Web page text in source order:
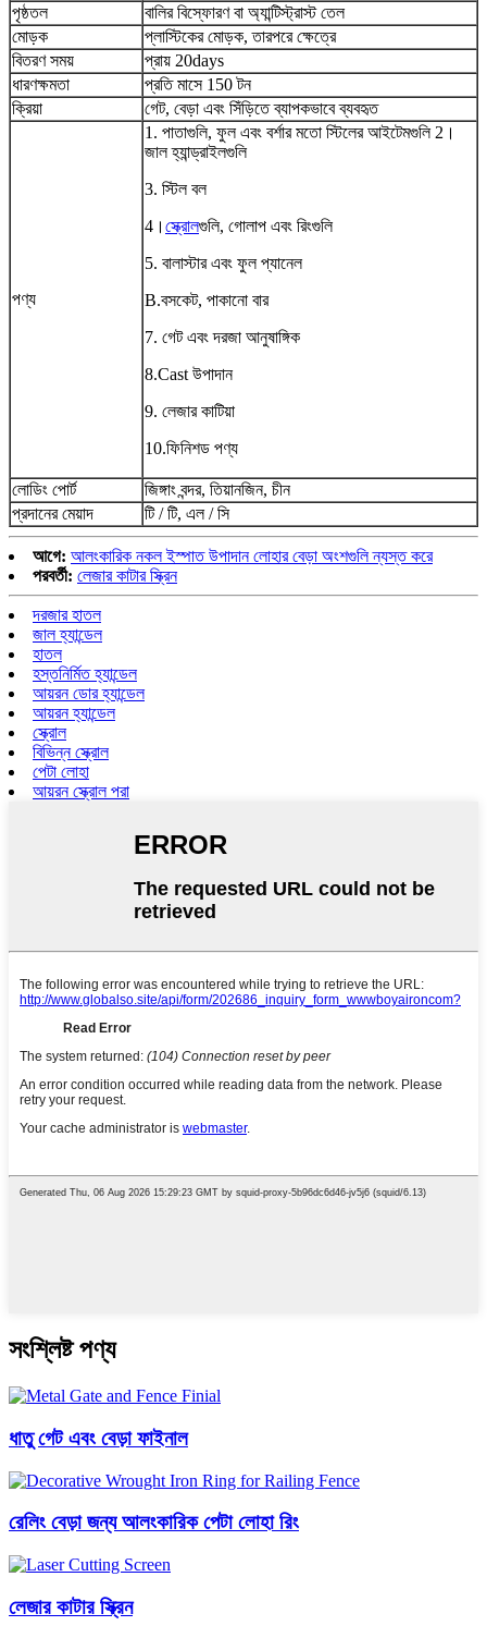
পৃষ্ঠতল
বালির বিস্ফোরণ বা অ্যান্টিস্ট্রাস্ট তেল
মোড়ক
প্লাস্টিকের মোড়ক, তারপরে ক্ষেত্রে
বিতরণ সময়
প্রায় 20days
ধারণক্ষমতা
প্রতি মাসে 150 টন
ক্রিয়া
গেট, বেড়া এবং সিঁড়িতে ব্যাপকভাবে ব্যবহৃত
পণ্য
1. পাতাগুলি, ফুল এবং বর্শার মতো স্টিলের আইটেমগুলি 2।
জাল হ্যান্ড্রাইলগুলি
3. স্টিল বল
4। স্ক্রোলগুলি, গোলাপ এবং রিংগুলি
5. বালাস্টার এবং ফুল প্যানেল
B.বসকেট, পাকানো বার
7. গেট এবং দরজা আনুষাঙ্গিক
8.Cast উপাদান
9. লেজার কাটিয়া
10.ফিনিশড পণ্য
লোডিং পোর্ট
জিঙ্গাং বন্দর, তিয়ানজিন, চীন
প্রদানের মেয়াদ
টি / টি, এল / সি
আগে: আলংকারিক নকল ইস্পাত উপাদান লোহার বেড়া অংশগুলি ন্যস্ত করে
পরবর্তী: লেজার কাটার স্ক্রিন
দরজার হাতল
জাল হ্যান্ডেল
হাতল
হস্তনির্মিত হ্যান্ডেল
আয়রন ডোর হ্যান্ডেল
আয়রন হ্যান্ডেল
স্ক্রোল
বিভিন্ন স্ক্রোল
পেটা লোহা
আয়রন স্ক্রোল পরা
সংশ্লিষ্ট পণ্য
ধাতু গেট এবং বেড়া ফাইনাল
রেলিং বেড়া জন্য আলংকারিক পেটা লোহা রিং
লেজার কাটার স্ক্রিন